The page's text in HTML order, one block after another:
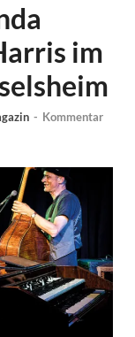
im
- Kommentar